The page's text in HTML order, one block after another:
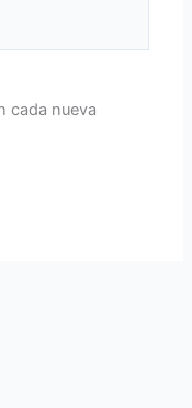
cada nueva